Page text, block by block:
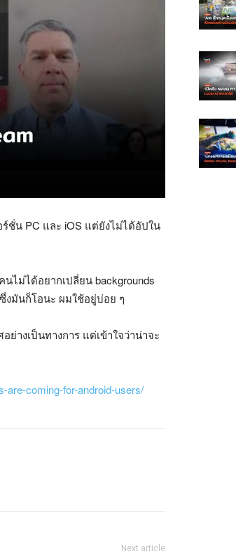
ชั่น PC และ iOS แต่ยังไม่ได้อัปใน
ไม่ได้อยากเปลี่ยน backgrounds
มันก็โอนะ ผมใช้อยู่บ่อย ๆ
างเป็นทางการ แต่เข้าใจว่าน่าจะ
are-coming-for-android-users/
Next article